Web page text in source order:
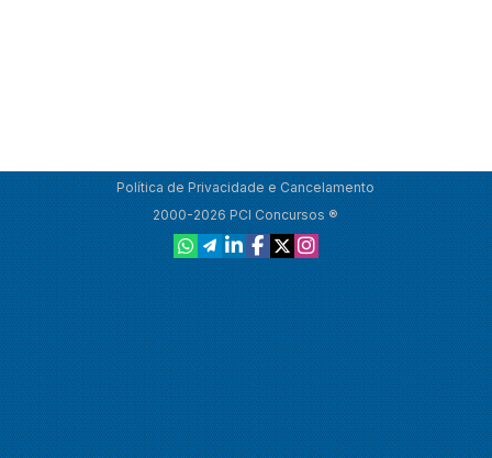
Política de Privacidade e Cancelamento
2000-2026 PCI Concursos ®